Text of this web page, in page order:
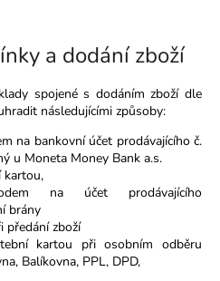
a dodání zboží
spojené s dodáním zboží dle
následujícími způsoby:
na bankovní účet prodávajícího č.
u Moneta Money Bank a.s.
kartou,
na účet prodávajícího
brány
zboží
kartou při osobním odběru
Balíkovna, PPL, DPD,